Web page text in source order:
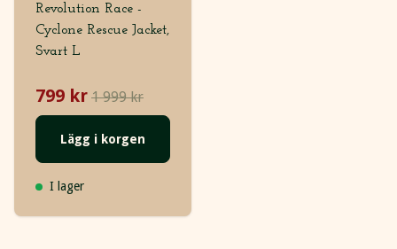
Revolution Race -
Cyclone Rescue Jacket,
Svart L
799 kr 1 999 kr
Lägg i korgen
I lager